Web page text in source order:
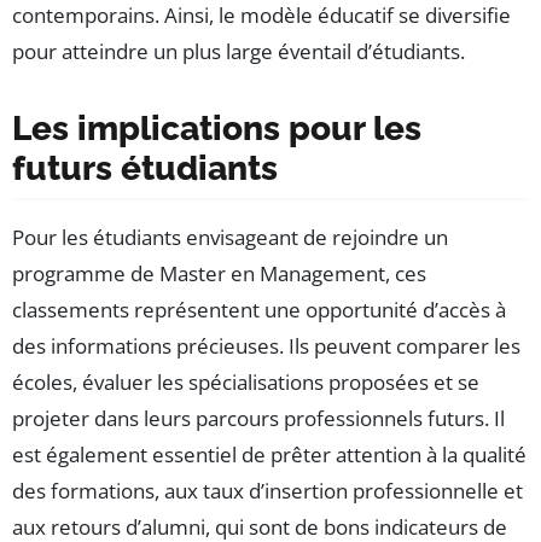
contemporains. Ainsi, le modèle éducatif se diversifie
pour atteindre un plus large éventail d’étudiants.
Les implications pour les
futurs étudiants
Pour les étudiants envisageant de rejoindre un
programme de Master en Management, ces
classements représentent une opportunité d’accès à
des informations précieuses. Ils peuvent comparer les
écoles, évaluer les spécialisations proposées et se
projeter dans leurs parcours professionnels futurs. Il
est également essentiel de prêter attention à la qualité
des formations, aux taux d’insertion professionnelle et
aux retours d’alumni, qui sont de bons indicateurs de